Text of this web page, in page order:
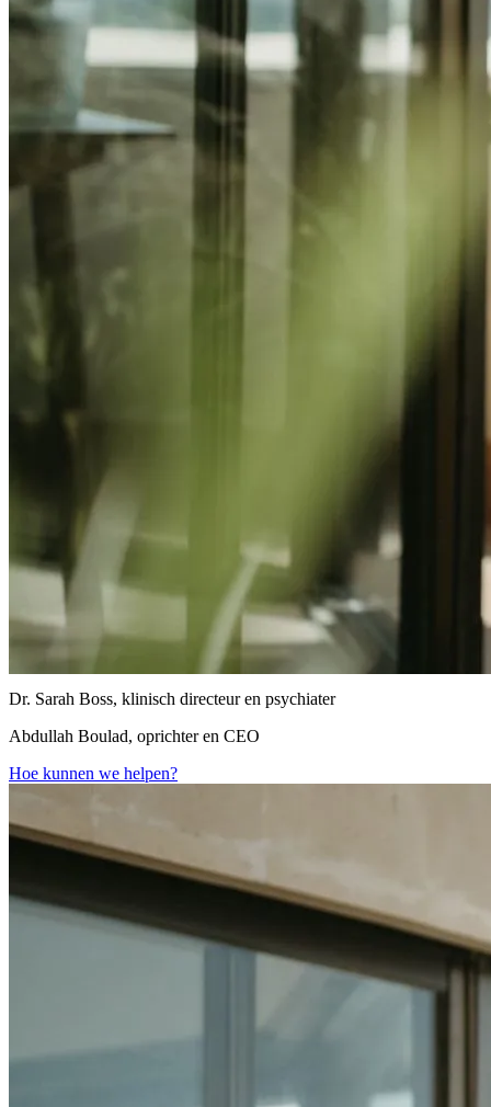
Dr. Sarah Boss, klinisch directeur en psychiater
Abdullah Boulad, oprichter en CEO
Hoe kunnen we helpen?